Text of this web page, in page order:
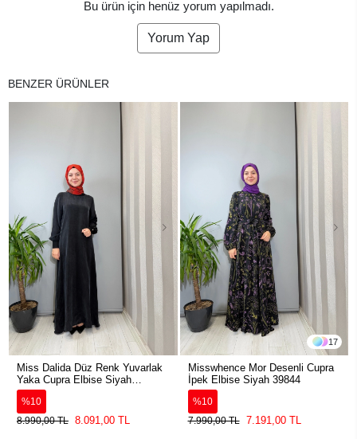
Bu ürün için henüz yorum yapılmadı.
Yorum Yap
BENZER ÜRÜNLER
Miss Dalida Düz Renk Yuvarlak
Yaka Cupra Elbise Siyah
2264304
%10
8.990,00 TL 8.091,00 TL
17
Misswhence Mor Desenli Cupra
İpek Elbise Siyah 39844
%10
7.990,00 TL
7.191,00 TL